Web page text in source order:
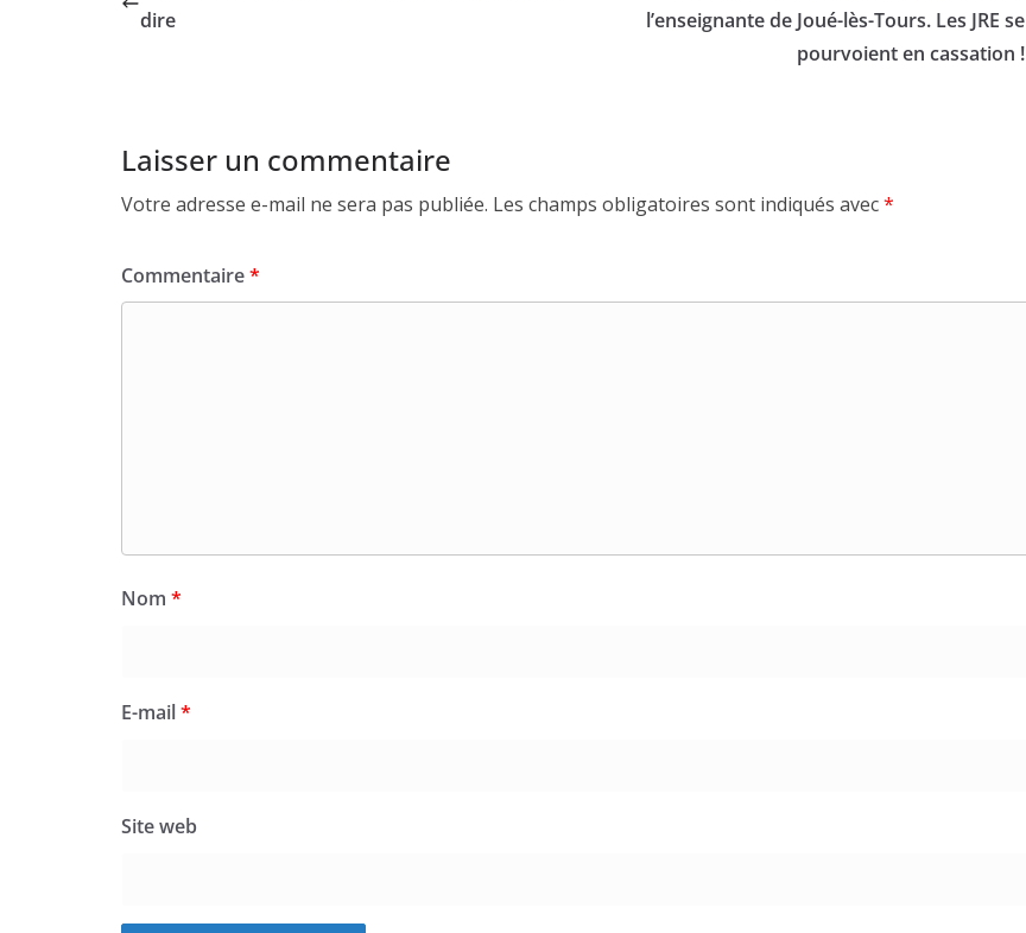
dire
l’enseignante de Joué-lès-Tours. Les JRE se
pourvoient en cassation !
Laisser un commentaire
Votre adresse e-mail ne sera pas publiée. Les champs obligatoires sont indiqués avec*
Commentaire*
Nom *
E-mail*
Site web